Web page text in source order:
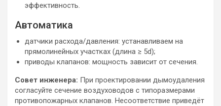
эффективность.
Автоматика
датчики расхода/давления: устанавливаем на
прямолинейных участках (длина ≥ 5d);
приводы клапанов: мощность зависит от сечения.
Совет инженера: При проектировании дымоудаления
согласуйте сечение воздуховодов с типоразмерами
противопожарных клапанов. Несоответствие приведёт